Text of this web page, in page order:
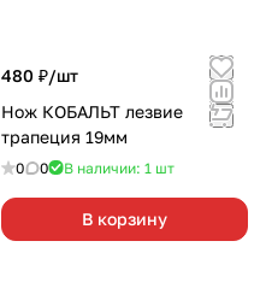
480 ₽/шт
Нож КОБАЛЬТ лезвие
трапеция 19мм
0 0 В наличии: 1 шт
В корзину